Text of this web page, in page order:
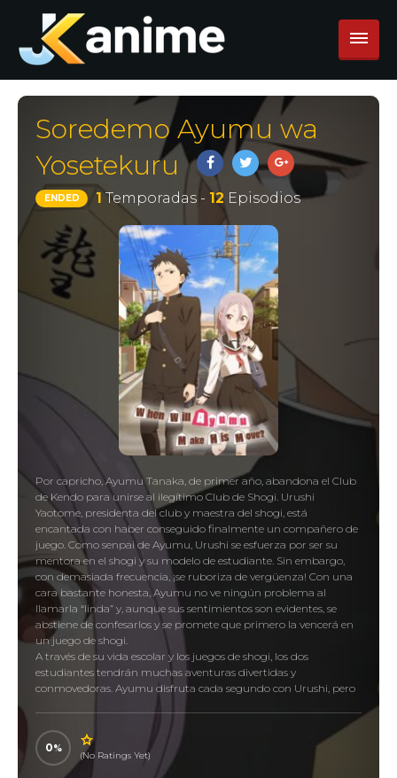
Soredemo Ayumu wa
Yosetekuru
ENDED 1 Temporadas - 12 Episodios
Por capricho, Ayumu Tanaka, de primer año, abandona el Club
de Kendo para unirse al ilegítimo Club de Shogi. Urushi
Yaotome, presidenta del club y maestra del shogi, está
encantada con haber conseguido finalmente un compañero de
juego. Como senpai de Ayumu, Urushi se esfuerza por ser su
mentora en el shogi y su modelo de estudiante. Sin embargo,
con demasiada frecuencia, ¡se ruboriza de vergüenza! Con una
cara bastante honesta, Ayumu no ve ningún problema al
llamarla “linda” y, aunque sus sentimientos son evidentes, se
abstiene de confesarlos y se promete que primero la vencerá en
un juego de shogi.
A través de su vida escolar y los juegos de shogi, los dos
estudiantes tendrán muchas aventuras divertidas y
conmovedoras. Ayumu disfruta cada segundo con Urushi, pero
el compromiso que se hizo consigo mismo, ¿alguna vez Ayumu
tendrá la oportunidad de confesarle sus sentimientos a Urushi?
– 0
(No Ratings Yet)